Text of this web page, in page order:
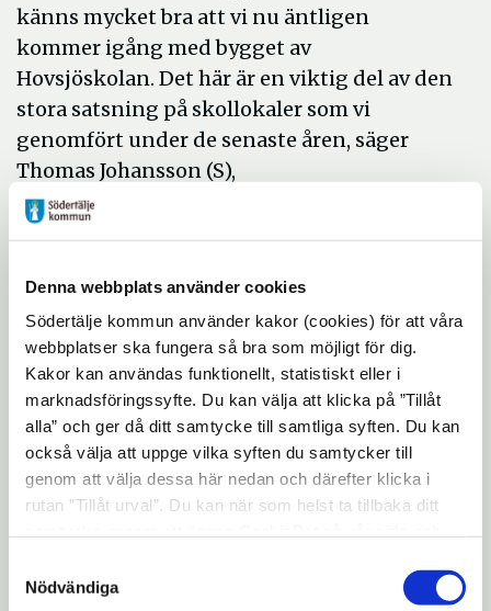
Denna webbplats använder cookies
Södertälje kommun använder kakor (cookies) för att våra
webbplatser ska fungera så bra som möjligt för dig.
Kakor kan användas funktionellt, statistiskt eller i
marknadsföringssyfte. Du kan välja att klicka på ”Tillåt
alla” och ger då ditt samtycke till samtliga syften. Du kan
också välja att uppge vilka syften du samtycker till
genom att välja dessa här nedan och därefter klicka i
rutan ”Tillåt urval”. Du kan när som helst ta tillbaka ditt
"Visa detaljer" kan du läsa om hur kakorna används och
Nödvändiga
känns mycket bra att vi nu äntligen
kommer igång med bygget av
Hovsjöskolan. Det här är en viktig del av den
stora satsning på skollokaler som vi
genomfört under de senaste åren, säger
Thomas Johansson (S),
utbildningsnämndens ordförande
Södertälje kommun.
den nya skolan som byggs i hållbara
material med detaljer av material som ek.
Färgsättningen är i ljusa kulörer med
inspiration från naturens grönska.
Det är NCC som bygger Hovsjöskolan på
uppdrag av Telge Fastigheter. Genom ett så
kallat partneringsamarbete mellan NCC och
Telge Fastigheter sänks kostnaderna
effektivare.